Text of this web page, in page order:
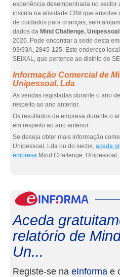
experiência desempenhada no sector
inscrita na atividade CINI que envolve
de cuidados para crianças, sem
dados da Mind Challenge,
2026. Pode encontrar a sede desta
93/93A, 2845-125. Este endereço
SEIXAL, que pertence ao distrito de
Informação Comercial de
Unipessoal, Lda
As vendas registadas durante o ano
respeito ao ano anterior.
Os resultados da empresa durante o
em respeito ao ano anterior.
Se deseja obter mais informação
Unipessoal, Lda ou do sector, aceda
empresa Mind Challenge, Unipessoal,
Aceda
relatório de
Un...
Registe-se na eInforma e